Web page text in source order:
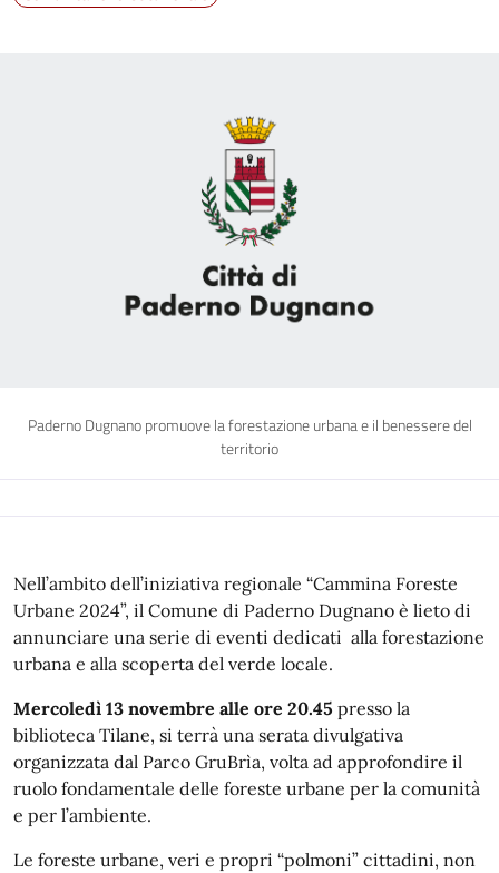
Paderno Dugnano promuove la forestazione urbana e il benessere del
territorio
Nell’ambito dell’iniziativa regionale “Cammina Foreste
Urbane 2024”, il Comune di Paderno Dugnano è lieto di
annunciare una serie di eventi dedicati alla forestazione
urbana e alla scoperta del verde locale.
Mercoledì 13 novembre alle ore 20.45 presso la
biblioteca Tilane, si terrà una serata divulgativa
organizzata dal Parco GruBrìa, volta ad approfondire il
ruolo fondamentale delle foreste urbane per la comunità
e per l’ambiente.
Le foreste urbane, veri e propri “polmoni” cittadini, non